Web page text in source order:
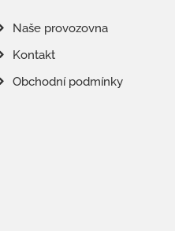
Naše provozovna
Kontakt
Obchodní podmínky